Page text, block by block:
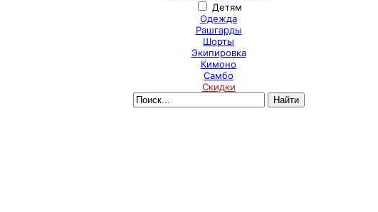
Детям
Одежда
Рашгарды
Шорты
Экипировка
Кимоно
Самбо
Скидки